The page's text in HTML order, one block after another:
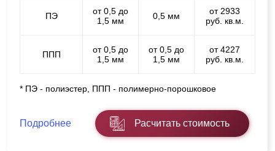
ПЭ
от 0,5 до
1,5 мм
0,5 мм
от 2933
руб. кв.м.
ППП
от 0,5 до
1,5 мм
от 0,5 до
1,5 мм
от 4227
руб. кв.м.
* ПЭ - полиэстер, ППП - полимерно-порошковое
Подробнее Расчитать стоимость